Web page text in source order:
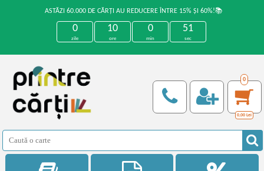
ASTĂZI 60.000 DE CĂRȚI AU REDUCERE ÎNTRE 15% ȘI 60%!📚
0
zile
10
ore
0
min
50
sec
0
0,00 Lei